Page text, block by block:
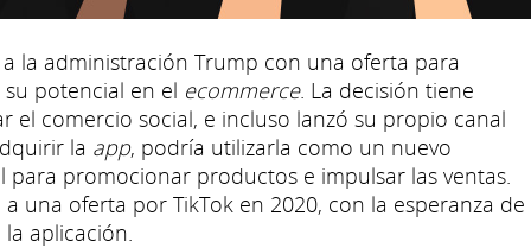
la administración Trump con una oferta para
potencial en el ecommerce. La decisión tiene
el comercio social, e incluso lanzó su propio canal
la app, podría utilizarla como un nuevo
promocionar productos e impulsar las ventas.
una oferta por TikTok en 2020, con la esperanza de
aplicación.